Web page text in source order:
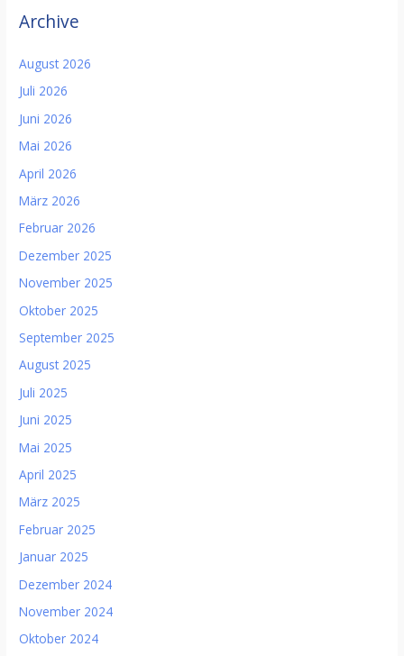
Archive
August 2026
Juli 2026
Juni 2026
Mai 2026
April 2026
März 2026
Februar 2026
Dezember 2025
November 2025
Oktober 2025
September 2025
August 2025
Juli 2025
Juni 2025
Mai 2025
April 2025
März 2025
Februar 2025
Januar 2025
Dezember 2024
November 2024
Oktober 2024